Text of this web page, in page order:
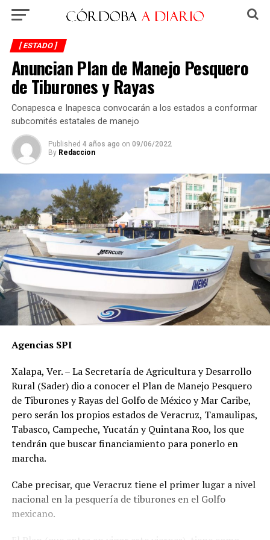
[ ESTADO ]
Anuncian Plan de Manejo Pesquero
de Tiburones y Rayas
Conapesca e Inapesca convocarán a los estados a conformar
subcomités estatales de manejo
Published 4 años ago on 09/06/2022
By Redaccion
Agencias SPI
Xalapa, Ver. – La Secretaría de Agricultura y Desarrollo
Rural (Sader) dio a conocer el Plan de Manejo Pesquero
de Tiburones y Rayas del Golfo de México y Mar Caribe,
pero serán los propios estados de Veracruz, Tamaulipas,
Tabasco, Campeche, Yucatán y Quintana Roo, los que
tendrán que buscar financiamiento para ponerlo en
marcha.
Cabe precisar, que Veracruz tiene el primer lugar a nivel
nacional en la pesquería de tiburones en el Golfo
mexicano.